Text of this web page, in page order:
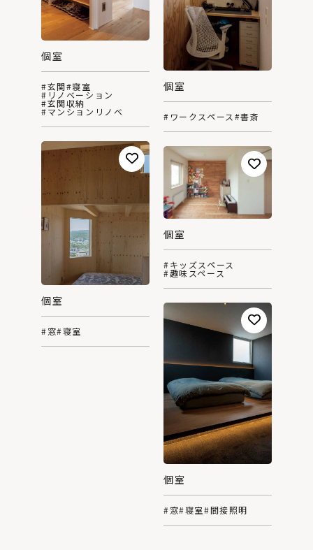
個室
#玄関#寝室
#リノベーション
#玄関収納
#マンションリノベ
個室
#ワークスペース #書斎
個室
#窓#寝室
個室
#キッズスペース
#趣味スペース
個室
#窓#寝室#間接照明